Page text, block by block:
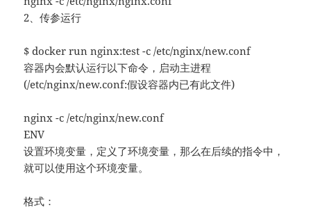
2、传参运行
$ docker run nginx:test -c /etc/nginx/new.conf
容器内会默认运行以下命令，启动主进程
(/etc/nginx/new.conf:假设容器内已有此文件)
nginx -c /etc/nginx/new.conf
ENV
设置环境变量，定义了环境变量，那么在后续的指令中，
就可以使用这个环境变量。
格式：